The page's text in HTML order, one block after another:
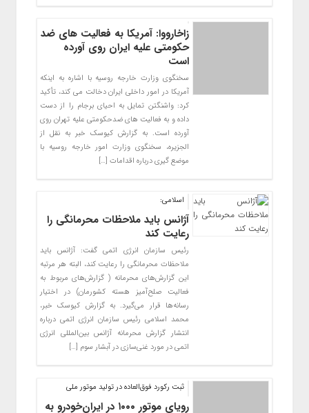
زاخارووا: آمریکا به فعالیت های ضد
حکومتی علیه ایران روی آورده
است
سخنگوی وزارت خارجه روسیه با اشاره به اینکه
آمریکا در امور داخلی ایران دخالت می کند، تأکید
کرد: واشنگتن تمایل به احیای برجام را از دست
داده و به فعالیت های ضدحکومتی علیه تهران روی
آورده است. به گزارش کیوسک خبر به نقل از
الجزیره، سخنگوی وزارت امور خارجه روسیه با
موضع گیری درباره اقدامات […]
اسلامی:
آژانس باید ملاحظات محرمانگی را
رعایت کند
رئیس سازمان انرژی اتمی گفت: آژانس باید
ملاحظات محرمانگی را رعایت کند، البته هر مرتبه
این گزارش‌های محرمانه ( گزارش‌های مربوط به
فعالیت صلح‌آمیز هسته کشورمان) در اختیار
رسانه‌ها قرار می‌گیرد. به گزارش کیوسک خبر،
محمد اسلامی رئیس سازمان انرژی اتمی درباره
انتشار گزارش محرمانه آژانس بین‌المللی انرژی
اتمی در مورد غنی‌سازی در آبشار سوم […]
ثبت رکورد فوق‌العاده در تولید موتور ملی
رویای موتور ۱۰۰۰ در ایران‌خودرو به